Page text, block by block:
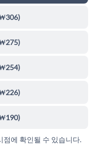
)
)
)
)
)
점에 확인될 수 있습니다.